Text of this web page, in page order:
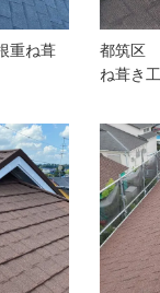
重ね葺
都筑区
ね葺き